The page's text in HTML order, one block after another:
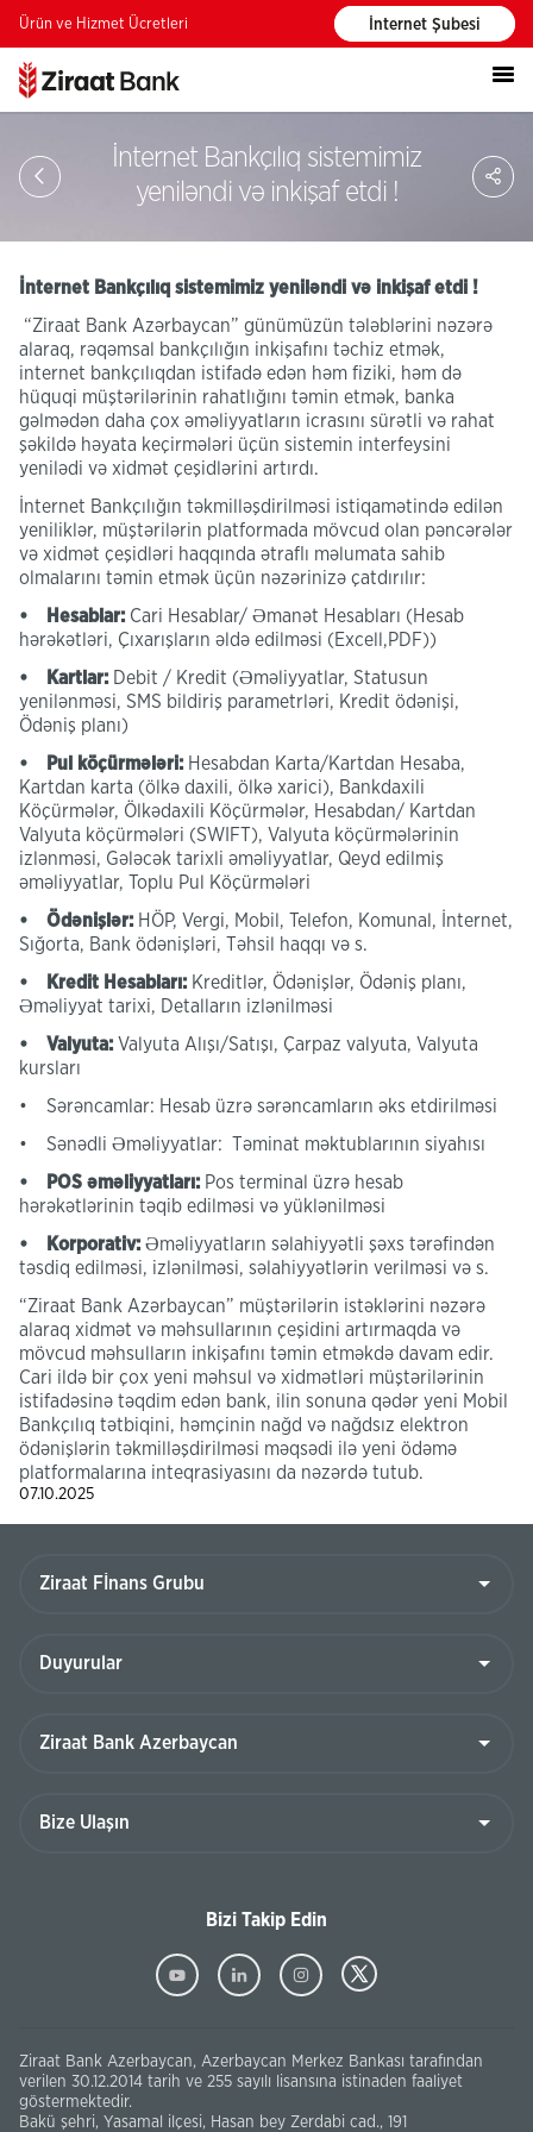
Ürün ve Hizmet Ücretleri İnternet Şubesi
İnternet Bankçılıq sistemimiz
yeniləndi və inkişaf etdi !
İnternet Bankçılıq sistemimiz yeniləndi və inkişaf etdi !
“Ziraat Bank Azərbaycan” günümüzün tələblərini nəzərə
alaraq, rəqəmsal bankçılığın inkişafını təchiz etmək,
internet bankçılıqdan istifadə edən həm fiziki, həm də
hüquqi müştərilərinin rahatlığını təmin etmək, banka
gəlmədən daha çox əməliyyatların icrasını sürətli və rahat
şəkildə həyata keçirmələri üçün sistemin interfeysini
yenilədi və xidmət çeşidlərini artırdı.
İnternet Bankçılığın təkmilləşdirilməsi istiqamətində edilən
yeniliklər, müştərilərin platformada mövcud olan pəncərələr
və xidmət çeşidləri haqqında ətraflı məlumata sahib
olmalarını təmin etmək üçün nəzərinizə çatdırılır:
• Hesablar: Cari Hesablar/ Əmanət Hesabları (Hesab
hərəkətləri, Çıxarışların əldə edilməsi (Excell,PDF))
• Kartlar: Debit / Kredit (Əməliyyatlar, Statusun
yenilənməsi, SMS bildiriş parametrləri, Kredit ödənişi,
Ödəniş planı)
• Pul köçürmələri: Hesabdan Karta/Kartdan Hesaba,
Kartdan karta (ölkə daxili, ölkə xarici), Bankdaxili
Köçürmələr, Ölkədaxili Köçürmələr, Hesabdan/ Kartdan
Valyuta köçürmələri (SWIFT), Valyuta köçürmələrinin
izlənməsi, Gələcək tarixli əməliyyatlar, Qeyd edilmiş
əməliyyatlar, Toplu Pul Köçürmələri
• Ödənişlər: HÖP, Vergi, Mobil, Telefon, Komunal, İnternet,
Sığorta, Bank ödənişləri, Təhsil haqqı və s.
• Kredit Hesabları: Kreditlər, Ödənişlər, Ödəniş planı,
Əməliyyat tarixi, Detalların izlənilməsi
• Valyuta: Valyuta Alışı/Satışı, Çarpaz valyuta, Valyuta
kursları
• Sərəncamlar: Hesab üzrə sərəncamların əks etdirilməsi
• Sənədli Əməliyyatlar: Təminat məktublarının siyahısı
• POS əməliyyatları: Pos terminal üzrə hesab
hərəkətlərinin təqib edilməsi və yüklənilməsi
• Korporativ: Əməliyyatların səlahiyyətli şəxs tərəfindən
təsdiq edilməsi, izlənilməsi, səlahiyyətlərin verilməsi və s.
“Ziraat Bank Azərbaycan” müştərilərin istəklərini nəzərə
alaraq xidmət və məhsullarının çeşidini artırmaqda və
mövcud məhsulların inkişafını təmin etməkdə davam edir.
Cari ildə bir çox yeni məhsul və xidmətləri müştərilərinin
istifadəsinə təqdim edən bank, ilin sonuna qədər yeni Mobil
Bankçılıq tətbiqini, həmçinin nağd və nağdsız elektron
ödənişlərin təkmilləşdirilməsi məqsədi ilə yeni ödəmə
platformalarına inteqrasiyasını da nəzərdə tutub.
07.10.2025
Bizi Takip Edin
Ziraat Bank Azerbaycan, Azerbaycan Merkez Bankası tarafından
verilen 30.12.2014 tarih ve 255 sayılı lisansına istinaden faaliyet
göstermektedir.
Bakü şehri, Yasamal ilçesi, Hasan bey Zerdabi cad., 191